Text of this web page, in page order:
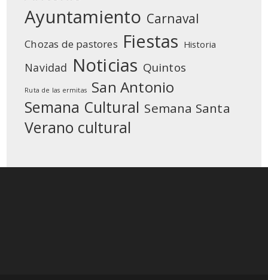
Ayuntamiento Carnaval
Chozas de pastores Fiestas Historia
Navidad Noticias Quintos
Ruta de las ermitas San Antonio
Semana Cultural Semana Santa
Verano cultural